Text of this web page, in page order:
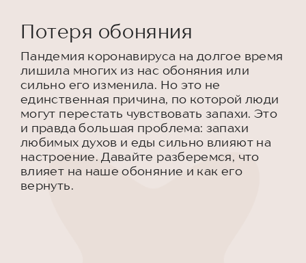
Потеря обоняния
Пандемия коронавируса на долгое время
лишила многих из нас обоняния или
сильно его изменила. Но это не
единственная причина, по которой люди
могут перестать чувствовать запахи. Это
и правда большая проблема: запахи
любимых духов и еды сильно влияют на
настроение. Давайте разберемся, что
влияет на наше обоняние и как его
вернуть.